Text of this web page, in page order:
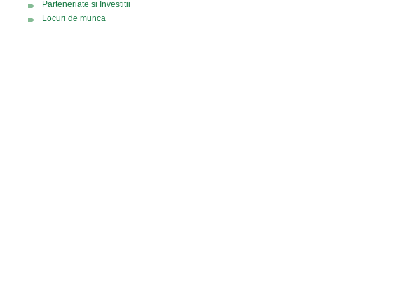
Parteneriate si Investitii
Locuri de munca